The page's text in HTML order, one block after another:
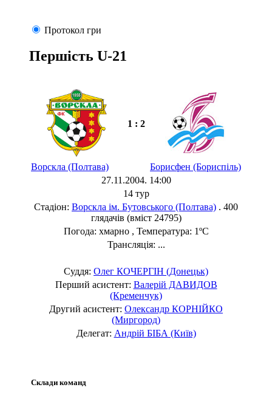
Протокол гри
Першість U-21
1 : 2
Ворскла (Полтава)
Борисфен (Бориспіль)
27.11.2004. 14:00
14 тур
Стадіон: Ворскла ім. Бутовського (Полтава) . 400
глядачів (вміст 24795)
Погода: хмарно , Температура: 1ºC
Трансляція: ...
Суддя: Олег КОЧЕРГІН (Донецьк)
Перший асистент: Валерій ДАВИДОВ
(Кременчук)
Другий асистент: Олександр КОРНІЙКО
(Миргород)
Делегат: Андрій БІБА (Київ)
Склади команд